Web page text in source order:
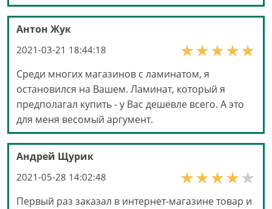
Антон Жук
2021-03-21 18:44:18
Среди многих магазинов с ламинатом, я
остановился на Вашем. Ламинат, который я
предполагал купить - у Вас дешевле всего. А это
для меня весомый аргумент.
Андрей Щурик
2021-05-28 14:02:48
Первый раз заказал в интернет-магазине товар и